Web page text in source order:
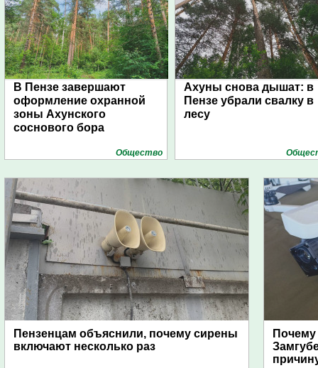
В Пензе завершают
оформление охранной
зоны Ахунского
соснового бора
Общество
Ахуны снова дышат: в
Пензе убрали свалку в
лесу
Пензенцам объяснили, почему сирены
включают несколько раз